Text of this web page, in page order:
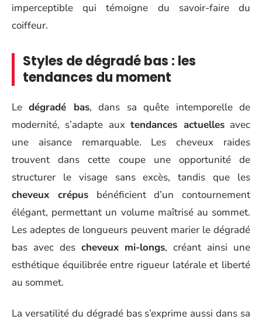
imperceptible qui témoigne du savoir-faire du
coiffeur.
Styles de dégradé bas : les
tendances du moment
Ledégradé bas, dans sa quête intemporelle de
modernité, s’adapte auxtendances actuellesavec
une aisance remarquable. Les cheveux raides
trouvent dans cette coupe une opportunité de
structurer le visage sans excès, tandis que les
cheveux crépusbénéficient d’un contournement
élégant, permettant un volume maîtrisé au sommet.
Les adeptes de longueurs peuvent marier le dégradé
bas avec des cheveux mi-longs, créant ainsi une
esthétique équilibrée entre rigueur latérale et liberté
au sommet.
La versatilité du dégradé bas s’exprime aussi dans sa